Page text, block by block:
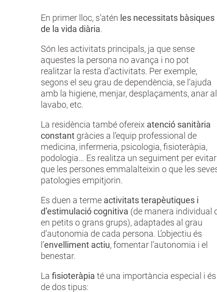
En primer lloc, s’atén les necessitats bàsiques
de la vida diària.
Són les activitats principals, ja que sense
aquestes la persona no avança i no pot
realitzar la resta d’activitats. Per exemple,
segons el seu grau de dependència, se l’ajuda
amb la higiene, menjar, desplaçaments, anar al
lavabo, etc.
La residència també ofereix atenció sanitària
constant gràcies a l’equip professional de
medicina, infermeria, psicologia, fisioteràpia,
podologia… Es realitza un seguiment per evitar
que les persones emmalalteixin o que les
patologies empitjorin.
Es duen a terme activitats terapèutiques i
d’estimulació cognitiva (de manera individual
en petits o grans grups), adaptades al grau
d’autonomia de cada persona. L’objectiu és
l’envelliment actiu, fomentar l’autonomia i el
benestar.
La fisioteràpia té una importància especial i és
de dos tipus: